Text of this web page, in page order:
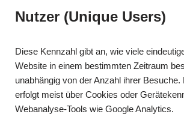
Nutzer (Unique Users)
Diese Kennzahl gibt an, wie viele
Website in einem bestimmten Zeitraum
unabhängig von der Anzahl ihrer Besuche.
erfolgt meist über Cookies oder
Webanalyse-Tools wie Google Analytics.